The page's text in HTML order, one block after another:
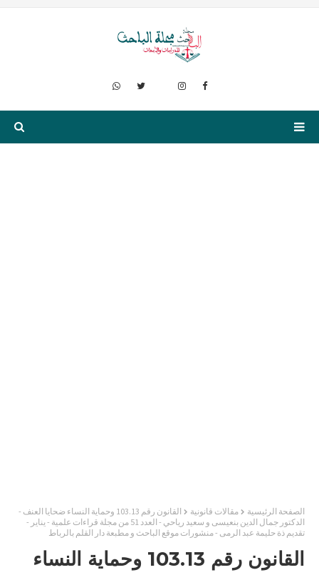
الصفحة الرئيسية مقالات قانونية
القانون رقم 103.13 وحماية النساء ضحايا العنف -
الدكتور جمال الدين بنعيسى و سعيد رياحي - العدد 51 من مجلة قراءات علمية - يناير -
تقديم ذة حليمة عبد الرمى - منشورات موقع الباحث و مطبعة دار القلم بالرباط
القانون رقم 103.13 وحماية النساء